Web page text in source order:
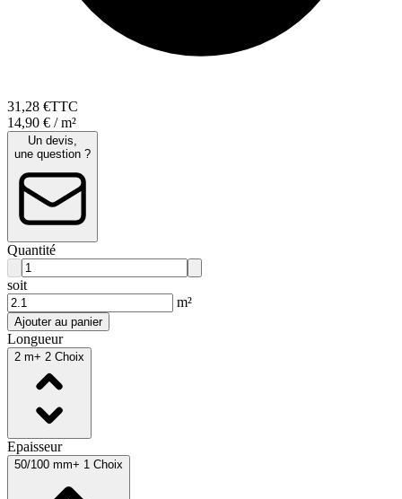
31 ,28 €TTC
14,90 € / m²
Un devis,
une question ?
Quantité
soit
m²
Ajouter au panier
Longueur
2 m+ 2 Choix
Epaisseur
50/100 mm+ 1 Choix